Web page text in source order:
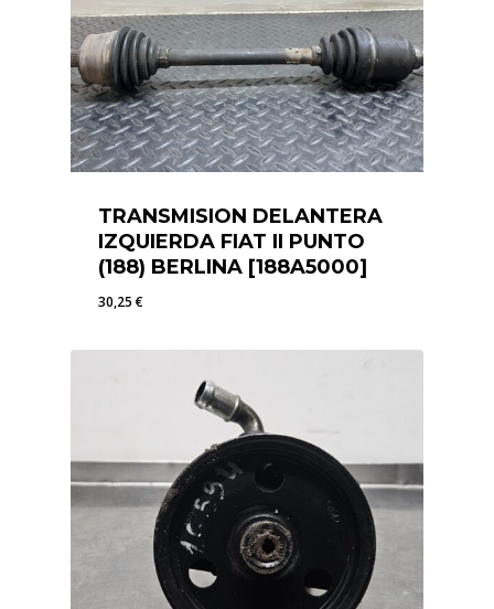
TRANSMISION DELANTERA
IZQUIERDA FIAT II PUNTO
(188) BERLINA [188A5000]
30,25€